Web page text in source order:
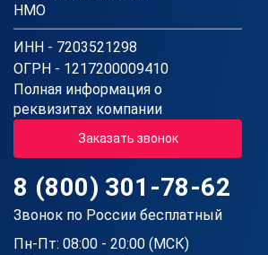
НМО
ИНН - 7203521298
ОГРН - 1217200009410
Полная информация о
реквизитах компании
Заказать звонок
8 (800) 301-78-62
Звонок по России бесплатный
Пн-Пт: 08:00 - 20:00 (МСК)